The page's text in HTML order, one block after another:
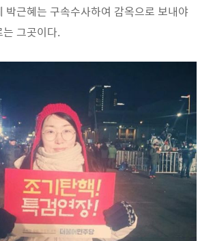
박근혜는 구속수사하여 감옥으로 보내야
그곳이다.